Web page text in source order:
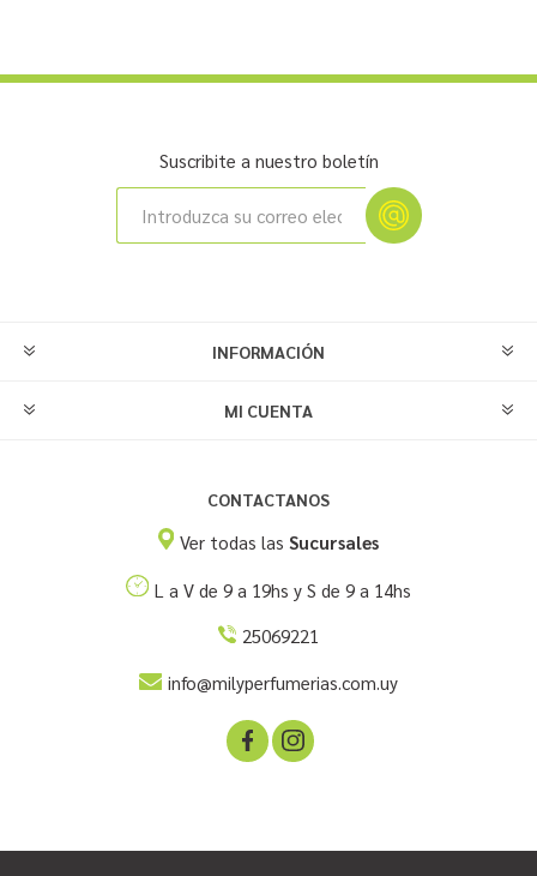
Suscribite a nuestro boletín
INFORMACIÓN
MI CUENTA
CONTACTANOS
Ver todas las Sucursales
L a V de 9 a 19hs y S de 9 a 14hs
25069221
info@milyperfumerias.com.uy